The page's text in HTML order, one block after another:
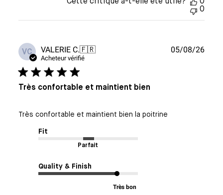
Cette critique a-t-elle été utile?
0
0
VC VALERIE C.🇫🇷
Acheteur vérifié
Très confortable et maintient bien
Très confortable et maintient bien la poitrine
Fit
Parfait
Quality & Finish
Très bon
Date
05/08/26